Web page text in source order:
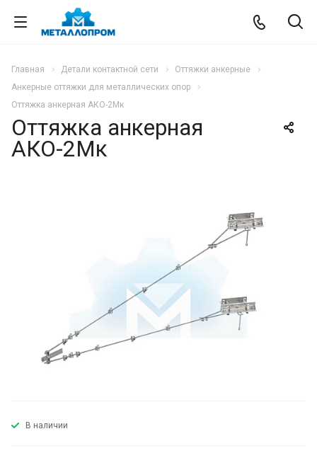
Главная Детали контактной сети
Оттяжки анкерные
Анкерные оттяжки для металлических опор
Оттяжка анкерная АКО-2Мк
Оттяжка анкерная
АКО-2Мк
В наличии